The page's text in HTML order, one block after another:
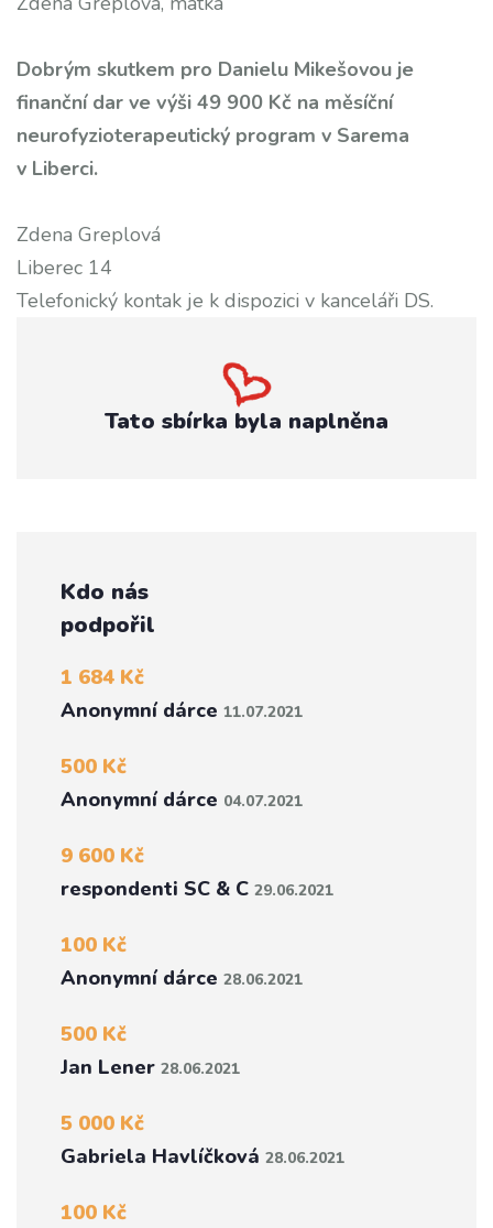
Dobrým skutkem pro Danielu Mikešovou je
finanční dar ve výši 49 900 Kč na měsíční
neurofyzioterapeutický program v Sarema
v Liberci.
Zdena Greplová
Liberec 14
Telefonický kontak je k dispozici v kanceláři DS.
Tato sbírka byla naplněna
Kdo nás
podpořil
1 684 Kč
Anonymní dárce 11.07.2021
500 Kč
Anonymní dárce 04.07.2021
9 600 Kč
respondenti SC & C 29.06.2021
100 Kč
Anonymní dárce 28.06.2021
500 Kč
Jan Lener 28.06.2021
5 000 Kč
Gabriela Havlíčková 28.06.2021
100 Kč